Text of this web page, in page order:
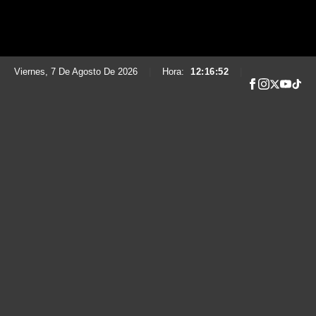
Viernes, 7 De Agosto De 2026 Hora: 12:16:53